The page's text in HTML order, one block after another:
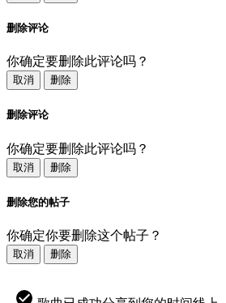
删除评论
你确定要删除此评论吗？
取消 删除
删除评论
你确定要删除此评论吗？
取消 删除
删除您的帖子
你确定你要删除这个帖子？
取消 删除